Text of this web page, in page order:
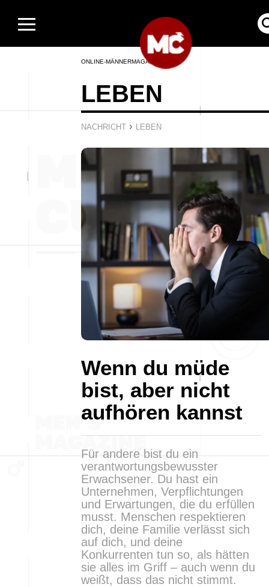
ONLINE-MÄNNERMAGAZIN
LEBEN
NACHRICHT › LEBEN
Wenn du müde
bist, aber nicht
aufhören kannst
Für andere bist du ein
verantwortungsbewusster
Erwachsener. Du hast ein
Unternehmen, Verpflichtungen
und Erwartungen, die du erfüllen
musst. Menschen respektieren
dich, deine Familie verlässt sich
auf dich, und deine
Konkurrenten tun so, als hätten
sie alles im Griff – auch wenn du
weißt, dass das nicht stimmt.